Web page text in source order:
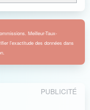
Meilleur-Taux-
l'exactitude des données dans
PUBLICITÉ